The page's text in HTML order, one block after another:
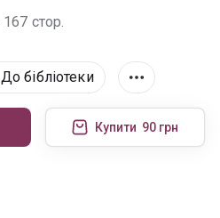
167 стор.
До бібліотеки
Купити 90 грн